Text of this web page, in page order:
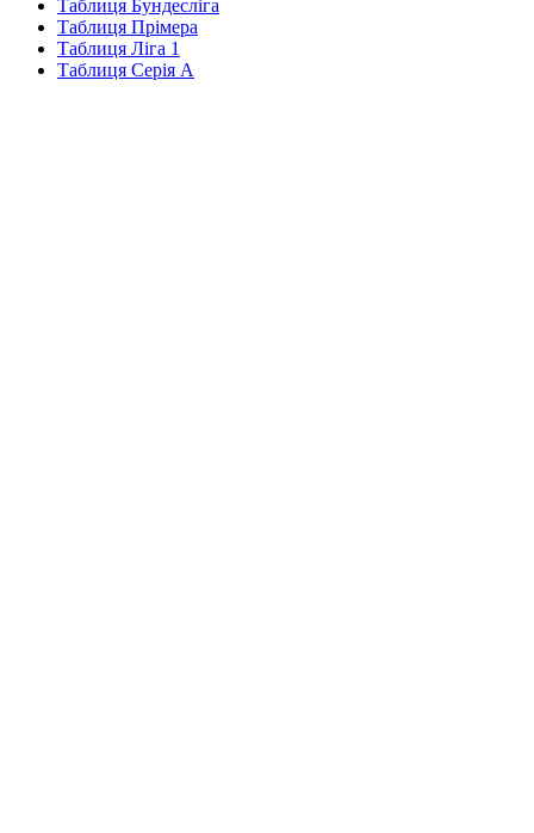
Таблиця Бундесліга
Таблиця Прімера
Таблиця Ліга 1
Таблиця Серія А